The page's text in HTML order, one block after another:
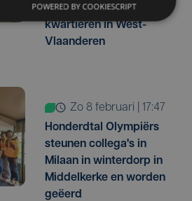
grootste militaire
kwartieren in West-
Vlaanderen
zo 8 februari | 17:47
Honderdtal Olympiërs
steunen collega's in
Milaan in winterdorp in
Middelkerke en worden
geëerd
POWERED BY COOKIESCRIPT